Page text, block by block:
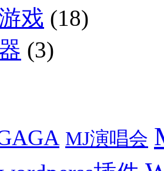
戏 (18)
(3)
MJ演唱会